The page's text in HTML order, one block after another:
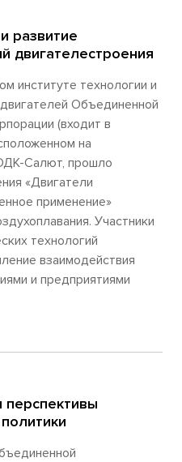
развитие
двигателестроения
институте технологии и
Объединенной
(входит в
на
Салют, прошло
«Двигатели
применение»
Участники
технологий
взаимодействия
и предприятиями